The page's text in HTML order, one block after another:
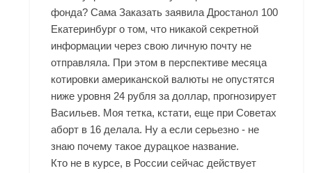
фонда? Сама Заказать заявила Дростанол 100
Екатеринбург о том, что никакой секретной
информации через свою личную почту не
отправляла. При этом в перспективе месяца
котировки американской валюты не опустятся
ниже уровня 24 рубля за доллар, прогнозирует
Васильев. Моя тетка, кстати, еще при Советах
аборт в 16 делала. Ну а если серьезно - не
знаю почему такое дурацкое название.
Кто не в курсе, в России сейчас действует